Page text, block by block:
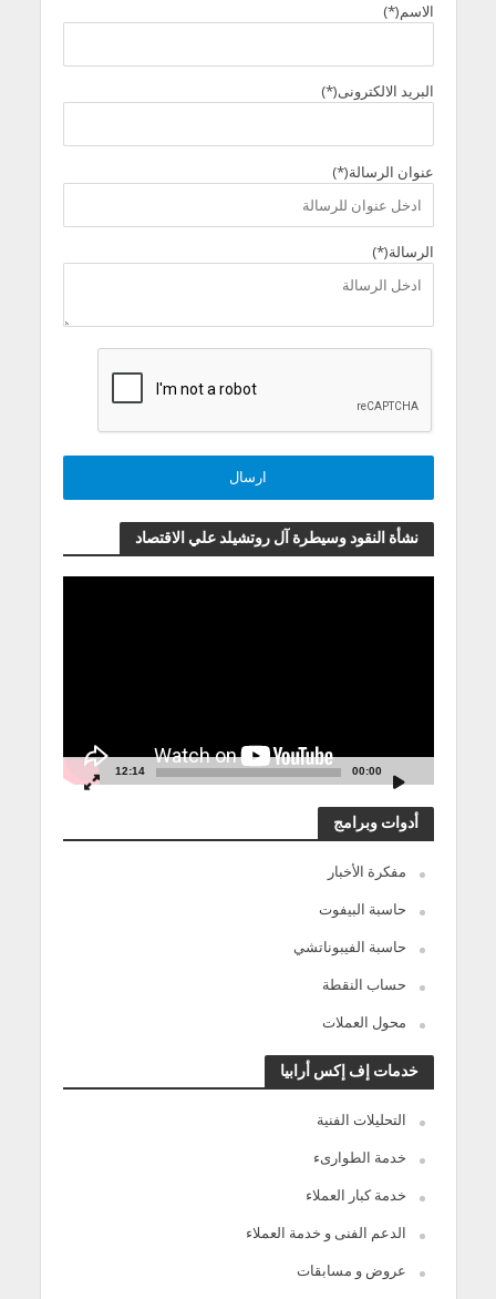
الاسم(*)
البريد الالكترونى(*)
عنوان الرسالة(*)
الرسالة(*)
نشأة النقود وسيطرة آل روتشيلد علي الاقتصاد
00:00
12:14
أدوات وبرامج
مفكرة الأخبار
حاسبة البيفوت
حاسبة الفيبوناتشي
حساب النقطة
محول العملات
خدمات إف إكس أرابيا
التحليلات الفنية
خدمة الطوارىء
خدمة كبار العملاء
الدعم الفنى و خدمة العملاء
عروض و مسابقات